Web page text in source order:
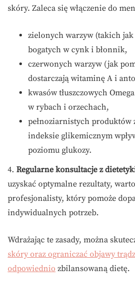
skóry. Zaleca się włączenie do
zielonych warzyw (takich
bogatych w cynk i błonnik,
czerwonych warzyw (jak
dostarczają witaminę A i
kwasów tłuszczowych
w rybach i orzechach,
pełnoziarnistych produktów
indeksie glikemicznym
poziomu glukozy.
4. Regularne konsultacje z
uzyskać optymalne rezultaty,
profesjonalisty, który pomoże
indywidualnych potrzeb.
Wdrażając te zasady, można
skóry oraz ograniczać objawy
odpowiednio zbilansowaną dietę.